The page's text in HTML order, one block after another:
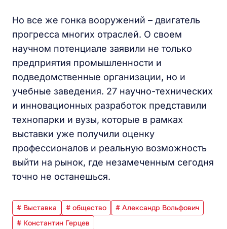
Но все же гонка вооружений – двигатель
прогресса многих отраслей. О своем
научном потенциале заявили не только
предприятия промышленности и
подведомственные организации, но и
учебные заведения. 27 научно-технических
и инновационных разработок представили
технопарки и вузы, которые в рамках
выставки уже получили оценку
профессионалов и реальную возможность
выйти на рынок, где незамеченным сегодня
точно не останешься.
# Выставка # общество
# Александр Вольфович
# Константин Герцев